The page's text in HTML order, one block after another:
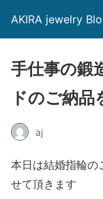
AKIRA jewelry
手仕事の鍛
ドのご納品
aj
本日は結婚指輪の
せて頂きます